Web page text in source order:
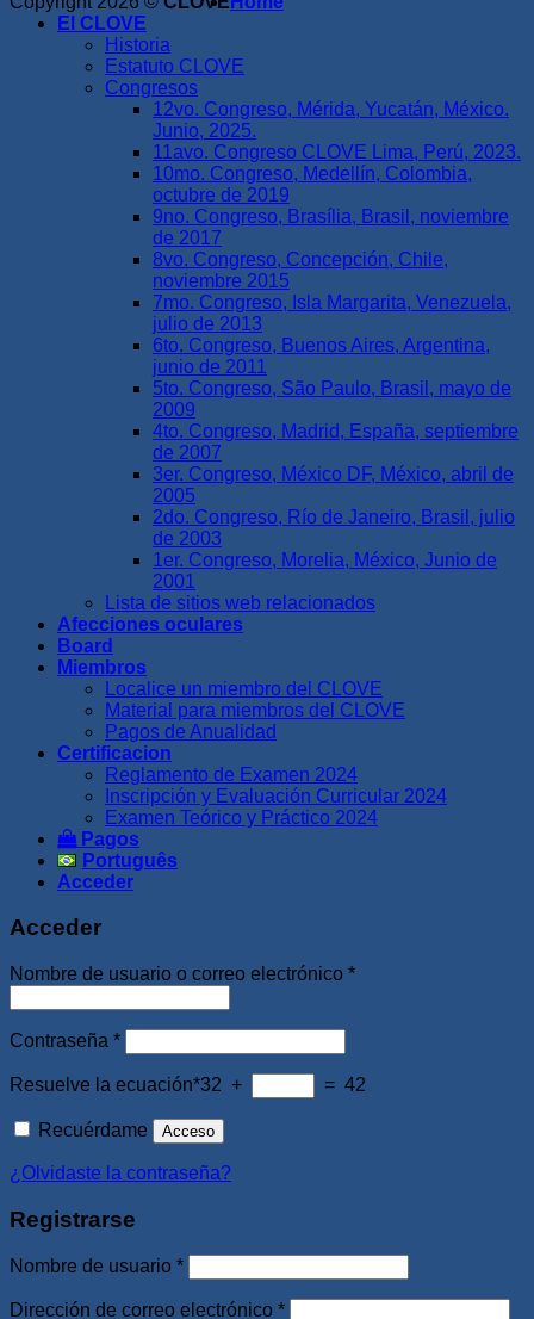
El CLOVE
Historia
Estatuto CLOVE
Congresos
12vo. Congreso, Mérida, Yucatán, México.
Junio, 2025.
11avo. Congreso CLOVE Lima, Perú, 2023.
10mo. Congreso, Medellín, Colombia,
octubre de 2019
9no. Congreso, Brasília, Brasil, noviembre
de 2017
8vo. Congreso, Concepción, Chile,
noviembre 2015
7mo. Congreso, Isla Margarita, Venezuela,
julio de 2013
6to. Congreso, Buenos Aires, Argentina,
junio de 2011
5to. Congreso, São Paulo, Brasil, mayo de
2009
4to. Congreso, Madrid, España, septiembre
de 2007
3er. Congreso, México DF, México, abril de
2005
2do. Congreso, Río de Janeiro, Brasil, julio
de 2003
1er. Congreso, Morelia, México, Junio de
2001
Lista de sitios web relacionados
Afecciones oculares
Board
Miembros
Localice un miembro del CLOVE
Material para miembros del CLOVE
Pagos de Anualidad
Certificacion
Reglamento de Examen 2024
Inscripción y Evaluación Curricular 2024
Examen Teórico y Práctico 2024
Pagos
Português
Acceder
Acceder
Nombre de usuario o correo electrónico *Obligatorio
Contraseña *Obligatorio
Resuelve la ecuación*32 + = 42
Recuérdame Acceso
¿Olvidaste la contraseña?
Registrarse
Nombre de usuario *Obligatorio
Dirección de correo electrónico *Obligatorio